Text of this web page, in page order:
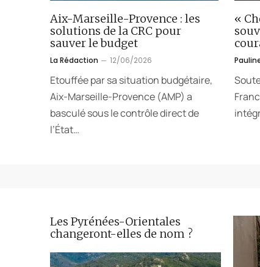
Aix-Marseille-Provence : les
solutions de la CRC pour
sauver le budget
La Rédaction 12/06/2026
Etouffée par sa situation budgétaire,
Aix-Marseille-Provence (AMP) a
basculé sous le contrôle direct de
l’État…
«
Les Pyrénées-Orientales
changeront-elles de nom ?